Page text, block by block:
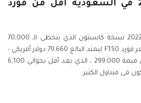
سعر تندرا 2022 في السعودية أقل من فورد
بالرغم من سعر تندرا 2022 نسخة كابستون الذي يتخطى الـ 70,000
دولار امريكي أقل من سعر فورد F150 ليمتد البالغ 79,660 دولار أمريكي -
في السعودية بما يعادل قيمة 299,000 ، الذي يعد أقل بحوالي 6,100
فى متناول الكثير.